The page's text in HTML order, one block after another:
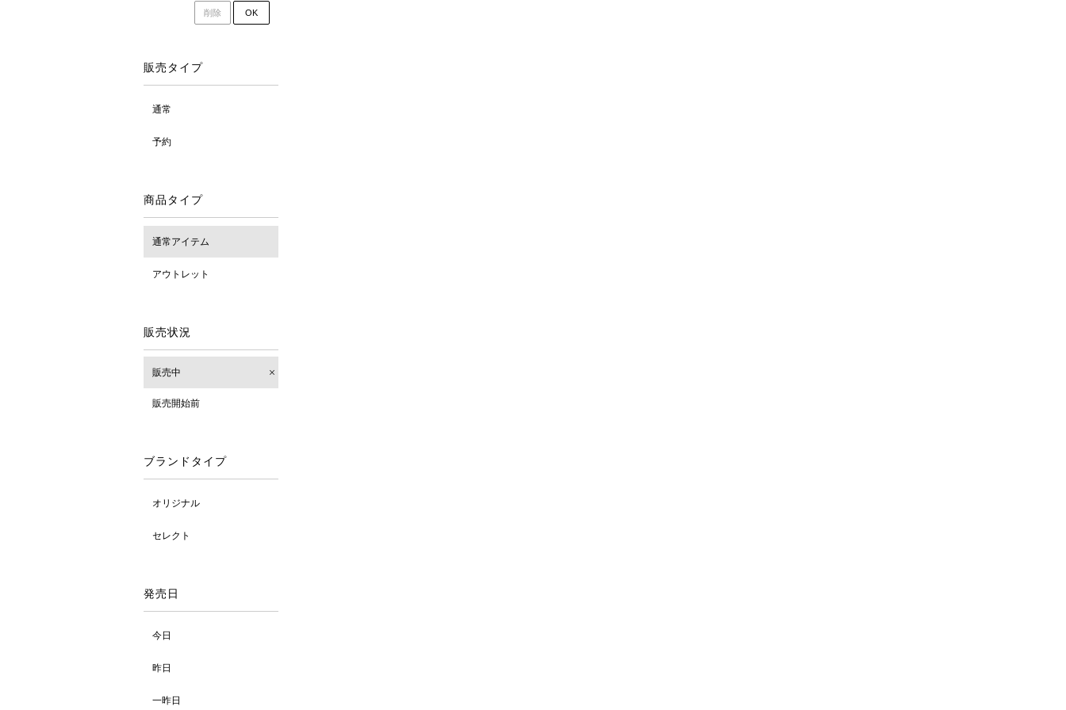
削除 OK
販売タイプ
通常
予約
商品タイプ
通常アイテム
アウトレット
販売状況
販売中
販売開始前
ブランドタイプ
オリジナル
セレクト
発売日
今日
昨日
一昨日